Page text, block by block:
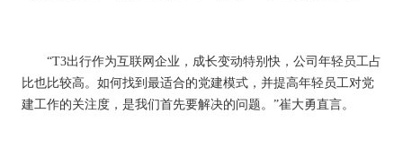
“T3出行作为互联网企业，成长变动特别快，公司年轻员工占
比也比较高。如何找到最适合的党建模式，并提高年轻员工对党
建工作的关注度，是我们首先要解决的问题。 ”崔大勇直言。